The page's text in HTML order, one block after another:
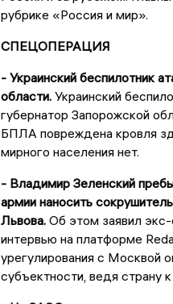
рубрике «Россия и мир».
СПЕЦОПЕРАЦИЯ
- Украинский беспилотник
области.Украинский
губернатор Запорожской
БПЛА повреждена кровля
мирного населения нет.
- Владимир Зеленский
армии наносить
Львова.Об этом заявил экс-
интервью на платформе
урегулирования с Москвой
субъектности, ведя страну